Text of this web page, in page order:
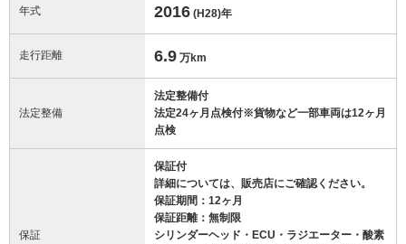
年式 2016 (H28)年
走行距離 6.9 万km
法定整備
法定整備付
法定24ヶ月点検付※貨物など一部車両は12ヶ月
点検
保証
保証付
詳細については、販売店にご確認ください。
保証期間：12ヶ月
保証距離：無制限
シリンダーヘッド・ECU・ラジエーター・酸素